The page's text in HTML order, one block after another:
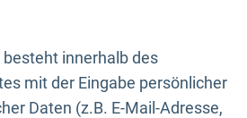
innerhalb des
mit der Eingabe persönlicher
Daten (z.B. E-Mail-Adresse,